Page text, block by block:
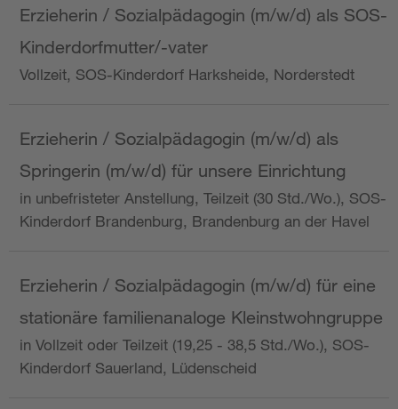
Erzieherin / Sozialpädagogin (m/w/d) als SOS-
Kinderdorfmutter/-vater
Vollzeit, SOS-Kinderdorf Harksheide, Norderstedt
Erzieherin / Sozialpädagogin (m/w/d) als
Springerin (m/w/d) für unsere Einrichtung
in unbefristeter Anstellung, Teilzeit (30 Std./Wo.), SOS-
Kinderdorf Brandenburg, Brandenburg an der Havel
Erzieherin / Sozialpädagogin (m/w/d) für eine
stationäre familienanaloge Kleinstwohngruppe
in Vollzeit oder Teilzeit (19,25 - 38,5 Std./Wo.), SOS-
Kinderdorf Sauerland, Lüdenscheid